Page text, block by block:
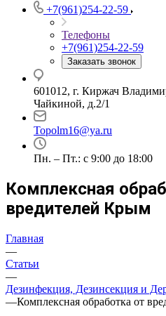
+7(961)254-22-59
Телефоны
+7(961)254-22-59
Заказать звонок
601012, г. Киржач
Чайкиной, д.2/1
Topolm16@ya.ru
Пн. – Пт.: с 9:00 до 18:00
Комплексная
вредителей Крым
Главная
—
Статьи
—
Дезинфекция, Дезинсекция и
—Комплексная обработка от